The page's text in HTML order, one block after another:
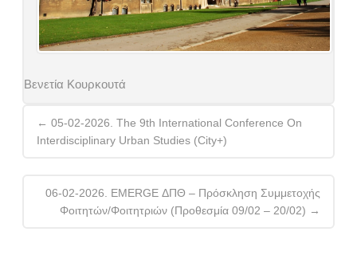
Βενετία Κουρκουτά
navigation
← 05-02-2026. The 9th International Conference On
Interdisciplinary Urban Studies (City+)
06-02-2026. EMERGE ΔΠΘ – Πρόσκληση Συμμετοχής
Φοιτητών/φοιτητριών (Προθεσμία 09/02 – 20/02) →